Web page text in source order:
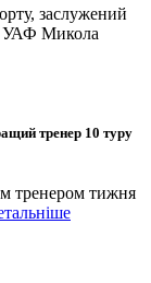
заслужений
УАФ Микола
тренер 10 туру
тренером тижня